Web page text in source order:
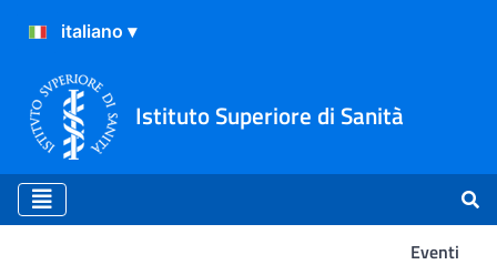
Istituto Superiore di Sanità
Eventi